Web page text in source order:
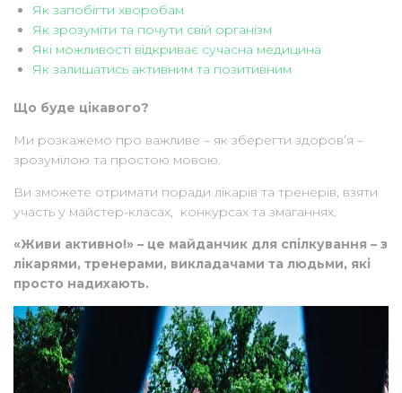
Як запобігти хворобам
Як зрозуміти та почути свій організм
Які можливості відкриває сучасна медицина
Як залишатись активним та позитивним
Що буде цікавого?
Ми розкажемо про важливе – як зберегти здоров’я –
зрозумілою та простою мовою.
Ви зможете отримати поради лікарів та тренерів, взяти
участь у майстер-класах, конкурсах та змаганнях.
«Живи активно!» – це майданчик для спілкування – з
лікарями, тренерами, викладачами та людьми, які
просто надихають.